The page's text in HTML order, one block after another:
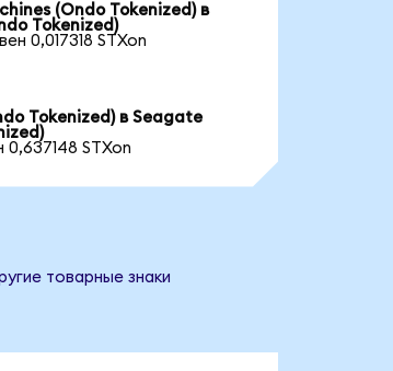
(Ondo Tokenized) в
Tokenized)
0,017318 STXon
Tokenized) в Seagate
0,637148 STXon
товарные знаки